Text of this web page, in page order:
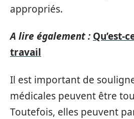
appropriés.
A lire également : Qu’est-
travail
Il est important de
médicales peuvent être
Toutefois, elles peuvent